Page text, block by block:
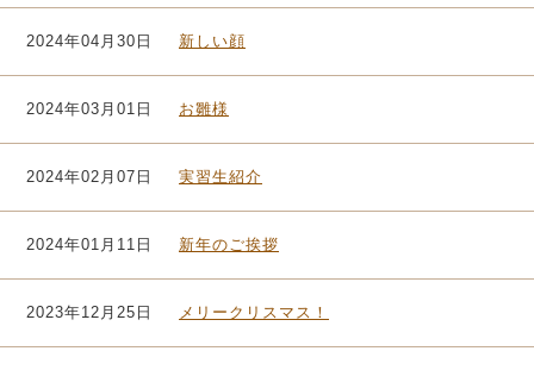
2024年04月30日 新しい顔
2024年03月01日 お雛様
2024年02月07日 実習生紹介
2024年01月11日 新年のご挨拶
2023年12月25日 メリークリスマス！